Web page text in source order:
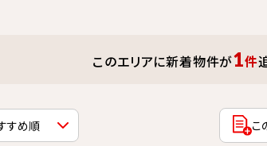
このエリアに新着物件が1件
こ